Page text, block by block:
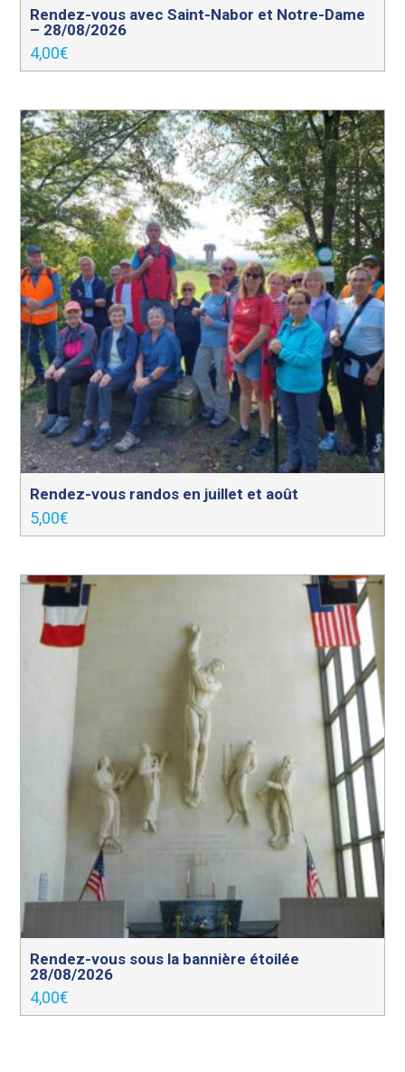
Rendez-vous avec Saint-Nabor et Notre-Dame
– 28/08/2026
4,00€
Rendez-vous randos en juillet et août
5,00€
Rendez-vous sous la bannière étoilée
28/08/2026
4,00€